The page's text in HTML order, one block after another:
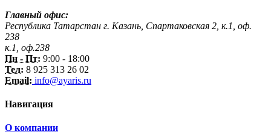
Главный офис:
Республика Татарстан г. Казань, Спартаковская 2, к.1, оф.
238
к.1, оф.238
Пн - Пт: 9:00 - 18:00
Тел: 8 925 313 26 02
Email: info@ayaris.ru
Навигация
О компании